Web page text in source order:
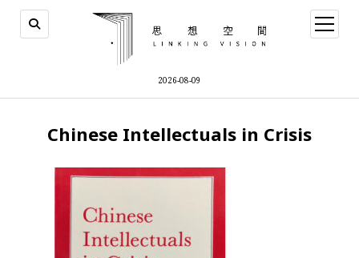
2026-08-09
open
menu
Chinese Intellectuals in Crisis